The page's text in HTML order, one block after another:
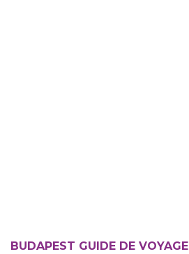
BUDAPEST GUIDE DE VOYAGE